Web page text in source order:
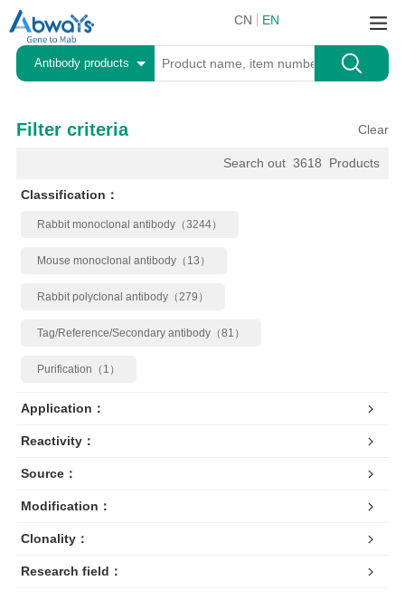
CN EN
Antibody products
Filter criteria Clear
Products
3618
Search out
Classification：
Rabbit monoclonal antibody（3244）
Mouse monoclonal antibody（13）
Rabbit polyclonal antibody（279）
Tag/Reference/Secondary antibody（81）
Purification（1）
Application：
Reactivity：
Source：
Modification：
Clonality：
Research field：